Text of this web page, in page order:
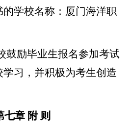
学校名称：厦门海洋职
鼓励毕业生报名参加考试
习，并积极为考生创造
七章 附 则